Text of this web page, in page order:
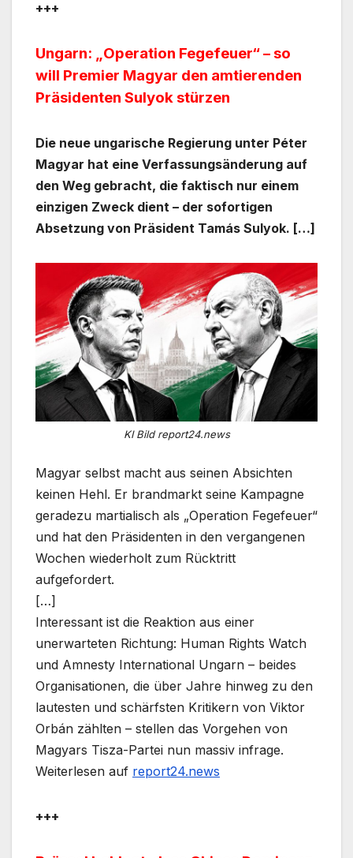
+++
Ungarn: „Operation Fegefeuer“ – so
will Premier Magyar den amtierenden
Präsidenten Sulyok stürzen
Die neue ungarische Regierung unter Péter
Magyar hat eine Verfassungsänderung auf
den Weg gebracht, die faktisch nur einem
einzigen Zweck dient – der sofortigen
Absetzung von Präsident Tamás Sulyok. […]
KI Bild report24.news
Magyar selbst macht aus seinen Absichten
keinen Hehl. Er brandmarkt seine Kampagne
geradezu martialisch als „Operation Fegefeuer“
und hat den Präsidenten in den vergangenen
Wochen wiederholt zum Rücktritt
aufgefordert.
[…]
Interessant ist die Reaktion aus einer
unerwarteten Richtung: Human Rights Watch
und Amnesty International Ungarn – beides
Organisationen, die über Jahre hinweg zu den
lautesten und schärfsten Kritikern von Viktor
Orbán zählten – stellen das Vorgehen von
Magyars Tisza-Partei nun massiv infrage.
Weiterlesen auf report24.news
+++